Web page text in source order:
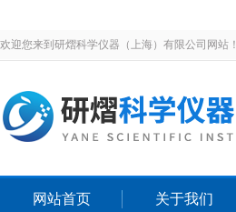
欢迎您来到研熠科学仪器（上海）有限公司网站！
网站首页 关于我们